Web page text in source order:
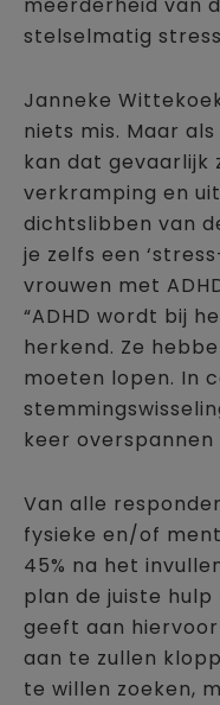
meerderheid van
stelselmatig
Janneke
niets mis. Maar
kan dat gevaarlijk
verkramping en
dichtslibben van
je zelfs een
vrouwen met
“ADHD wordt bij
herkend. Ze
moeten lopen. In
keer overspannen
Van alle
fysieke en/of
45% na het
plan de juiste
geeft aan
aan te zullen
te willen zoeken,